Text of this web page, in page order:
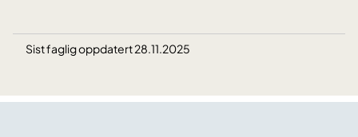
Sist faglig oppdatert 28.11.2025